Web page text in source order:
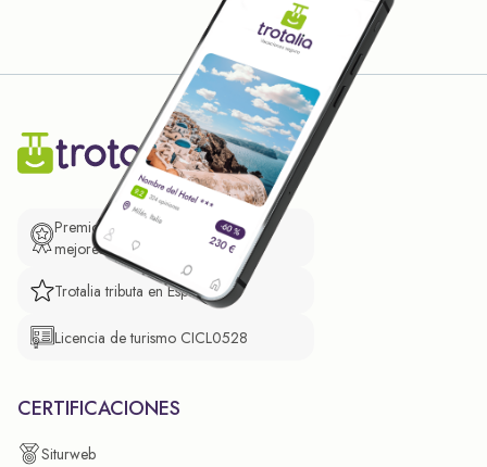
Premio de El Confidencial a las
mejores prácticas empresariales.
Trotalia tributa en España
Licencia de turismo CICL0528
CERTIFICACIONES
Siturweb